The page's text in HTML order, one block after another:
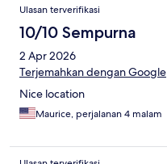
Ulasan terverifikasi
10/10 Sempurna
2 Apr 2026
Terjemahkan dengan Google
Nice location
Maurice, perjalanan 4 malam